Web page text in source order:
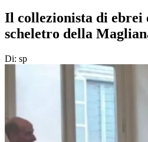
Il collezionista di ebrei
scheletro della
Di: sp